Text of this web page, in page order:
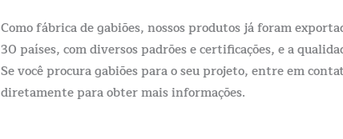
Como fábrica de gabiões, nossos produtos já foram
30 países, com diversos padrões e certificações, e a
Se você procura gabiões para o seu projeto, entre em
diretamente para obter mais informações.